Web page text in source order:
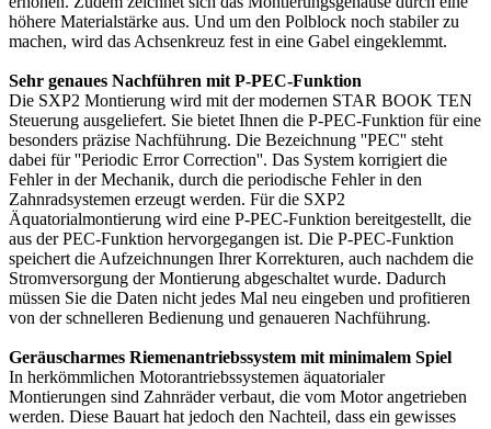
höhere Materialstärke aus. Und um den Polblock noch stabiler zu
machen, wird das Achsenkreuz fest in eine Gabel eingeklemmt.
Sehr genaues Nachführen mit P-PEC-Funktion
Die SXP2 Montierung wird mit der modernen STAR BOOK TEN
Steuerung ausgeliefert. Sie bietet Ihnen die P-PEC-Funktion für eine
besonders präzise Nachführung. Die Bezeichnung ''PEC'' steht
dabei für ''Periodic Error Correction''. Das System korrigiert die
Fehler in der Mechanik, durch die periodische Fehler in den
Zahnradsystemen erzeugt werden. Für die SXP2
Äquatorialmontierung wird eine P-PEC-Funktion bereitgestellt, die
aus der PEC-Funktion hervorgegangen ist. Die P-PEC-Funktion
speichert die Aufzeichnungen Ihrer Korrekturen, auch nachdem die
Stromversorgung der Montierung abgeschaltet wurde. Dadurch
müssen Sie die Daten nicht jedes Mal neu eingeben und profitieren
von der schnelleren Bedienung und genaueren Nachführung.
Geräuscharmes Riemenantriebssystem mit minimalem Spiel
In herkömmlichen Motorantriebssystemen äquatorialer
Montierungen sind Zahnräder verbaut, die vom Motor angetrieben
werden. Diese Bauart hat jedoch den Nachteil, dass ein gewisses